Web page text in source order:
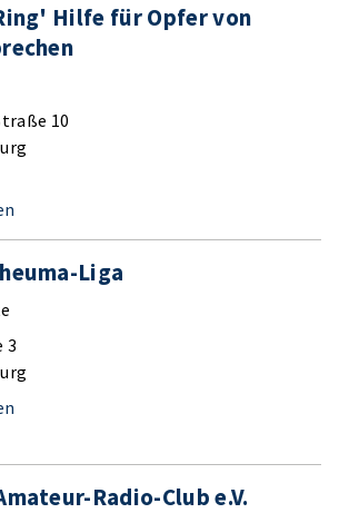
Hilfe für Opfer von
10
Liga
3
Radio-Club e.V.